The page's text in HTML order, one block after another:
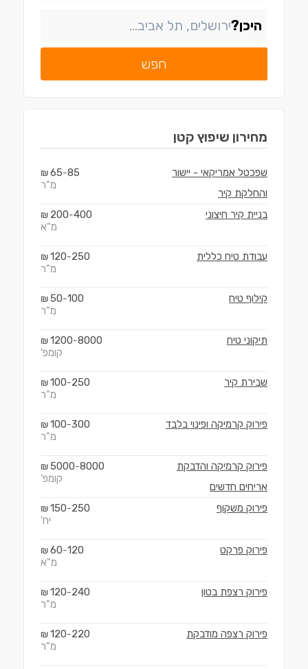
היכן?
חפש
מחירון שיפוץ קטן
שפכטל אמריקאי - יישור
והחלקת קיר
65-85
₪
מ"ר
בניית קיר חיצוני 200-400
₪
מ"א
עבודת טיח כללית 120-250
₪
מ"ר
קילוף טיח 50-100
₪
מ"ר
תיקוני טיח 1200-8000
₪
קומפ'
שבירת קיר 100-250
₪
מ"ר
פירוק קרמיקה ופינוי בלבד 100-300
₪
מ"ר
פירוק קרמיקה והדבקת
אריחים חדשים
5000-8000
₪
קומפ'
פירוק משקוף 150-250
₪
יח'
פירוק פרקט 60-120
₪
מ"א
פירוק רצפת בטון 120-240
₪
מ"ר
פירוק רצפה מודבקת 120-220
₪
מ"ר